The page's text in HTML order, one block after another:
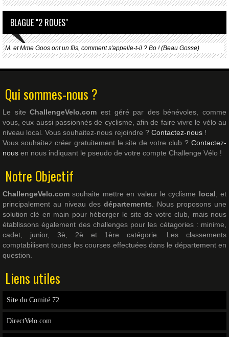
BLAGUE "2 ROUES"
M. et Mme Goos ont un fils, comment s'appelle-t-il ? Bo ! (Beau Gosse)
Qui sommes-nous ?
Le siteChallengeVelo.com est géré par des bénévoles, comme
vous, eux aussi passionnés de cyclisme, afin de faire vivre le vélo au
niveau local. Vous souhaitez-nous rejoindre ? Contactez-nous !
Vous souhaitez créer gratuitement le site de votre club ? Contactez-
nous en nous indiquant le pseudo de votre compte Challenge Vélo !
Notre Objectif
ChallengeVelo.com souhaite mettre en valeur le cyclisme local, et
principalement au niveau des départements. Nous proposons une
solution clé en main pour héberger le site de votre club, mais nous
établissons également des challenges pour les cétagories : minime,
cadet, junior, 3è, 2è et 1ère catégorie. Les classements
comptabilisent toutes les courses effectuées dans le département en
question.
Liens utiles
Site du Comité 72
DirectVelo.com